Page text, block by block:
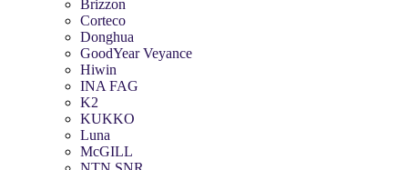
Brizzon
Corteco
Donghua
GoodYear Veyance
Hiwin
INA FAG
K2
KUKKO
Luna
McGILL